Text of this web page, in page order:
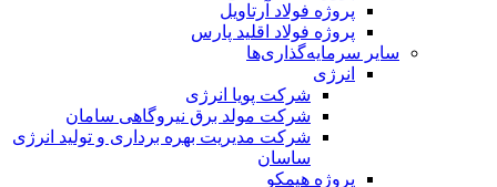
پروژه فولاد آرتاویل
پروژه فولاد اقلید پارس
سایر سرمایه‌گذاری‌ها
انرژی
شرکت پویا انرژی
شرکت مولد برق نیروگاهی سامان
شرکت مدیریت بهره برداری و تولید انرژی
ساسان
پروژه هیمکو